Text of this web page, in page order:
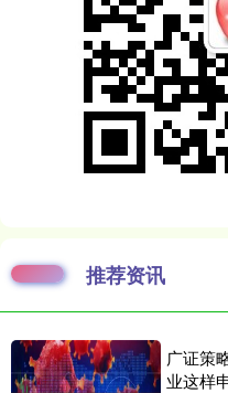
推荐资讯
广证策
业这样